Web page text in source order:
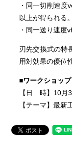
・同一切削速
以上が得られる。
・同一送り速度
刃先交換式の特
用対効果の優位
■ワークショップ
【日 時】10月
【テーマ】最新